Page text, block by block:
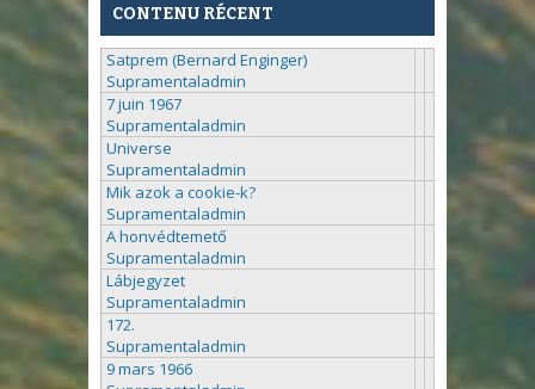
CONTENU RÉCENT
Satprem (Bernard Enginger)
Supramentaladmin
7 juin 1967
Supramentaladmin
Universe
Supramentaladmin
Mik azok a cookie-k?
Supramentaladmin
A honvédtemető
Supramentaladmin
Lábjegyzet
Supramentaladmin
172.
Supramentaladmin
9 mars 1966